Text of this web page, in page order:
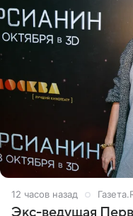
12 часов назад
Экс-ведущая